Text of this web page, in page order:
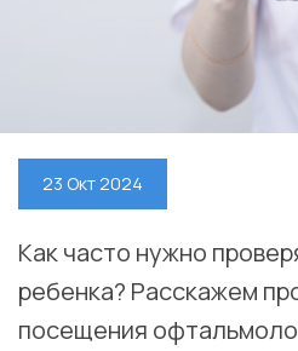
23 Окт 2024
Как часто нужно
ребенка? Расскажем
посещения